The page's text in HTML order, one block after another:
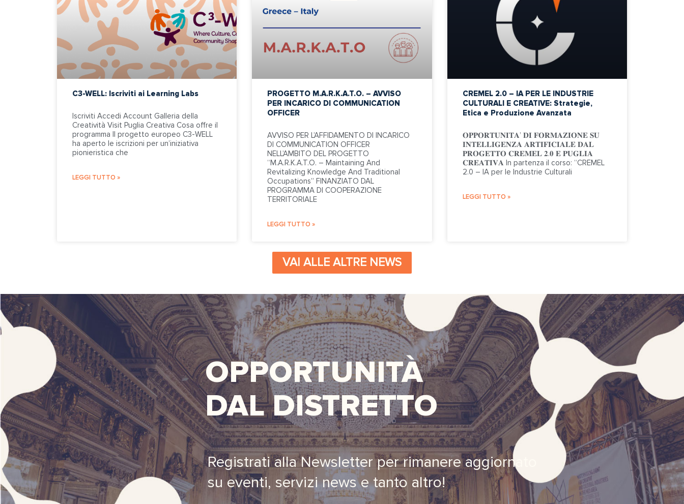
C3-WELL: Iscriviti ai Learning Labs
Iscriviti Accedi Account Galleria della
Creatività Visit Puglia Creativa Cosa offre il
programma Il progetto europeo C3-WELL
ha aperto le iscrizioni per un’iniziativa
pionieristica che
LEGGI TUTTO »
PROGETTO M.A.R.K.A.T.O. – AVVISO
PER INCARICO DI COMMUNICATION
OFFICER
AVVISO PER L’AFFIDAMENTO DI INCARICO
DI COMMUNICATION OFFICER
NELL’AMBITO DEL PROGETTO
“M.A.R.K.A.T.O. – Maintaining And
Revitalizing Knowledge And Traditional
Occupations” FINANZIATO DAL
PROGRAMMA DI COOPERAZIONE
TERRITORIALE
LEGGI TUTTO »
CREMEL 2.0 – IA PER LE INDUSTRIE
CULTURALI E CREATIVE: Strategie,
Etica e Produzione Avanzata
𝐎𝐏𝐏𝐎𝐑𝐓𝐔𝐍𝐈𝐓𝐀’ 𝐃𝐈 𝐅𝐎𝐑𝐌𝐀𝐙𝐈𝐎𝐍𝐄 𝐒𝐔
𝐈𝐍𝐓𝐄𝐋𝐋𝐈𝐆𝐄𝐍𝐙𝐀 𝐀𝐑𝐓𝐈𝐅𝐈𝐂𝐈𝐀𝐋𝐄 𝐃𝐀𝐋
𝐏𝐑𝐎𝐆𝐄𝐓𝐓𝐎 𝐂𝐑𝐄𝐌𝐄𝐋 𝟐.𝟎 𝐄 𝐏𝐔𝐆𝐋𝐈𝐀
𝐂𝐑𝐄𝐀𝐓𝐈𝐕𝐀 In partenza il corso: “CREMEL
2.0 – IA per le Industrie Culturali
LEGGI TUTTO »
VAI ALLE ALTRE NEWS
OPPORTUNITÀ
DAL DISTRETTO
Registrati alla Newsletter per rimanere aggiornato
su eventi, servizi news e tanto altro!